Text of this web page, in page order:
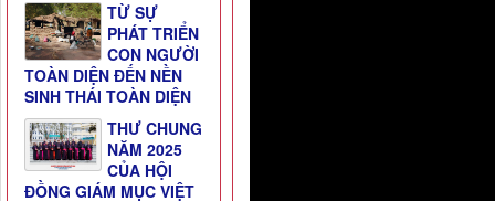
TỪ SỰ
PHÁT TRIỂN
CON NGƯỜI
TOÀN DIỆN ĐẾN NỀN
SINH THÁI TOÀN DIỆN
THƯ CHUNG
NĂM 2025
CỦA HỘI
ĐỒNG GIÁM MỤC VIỆT